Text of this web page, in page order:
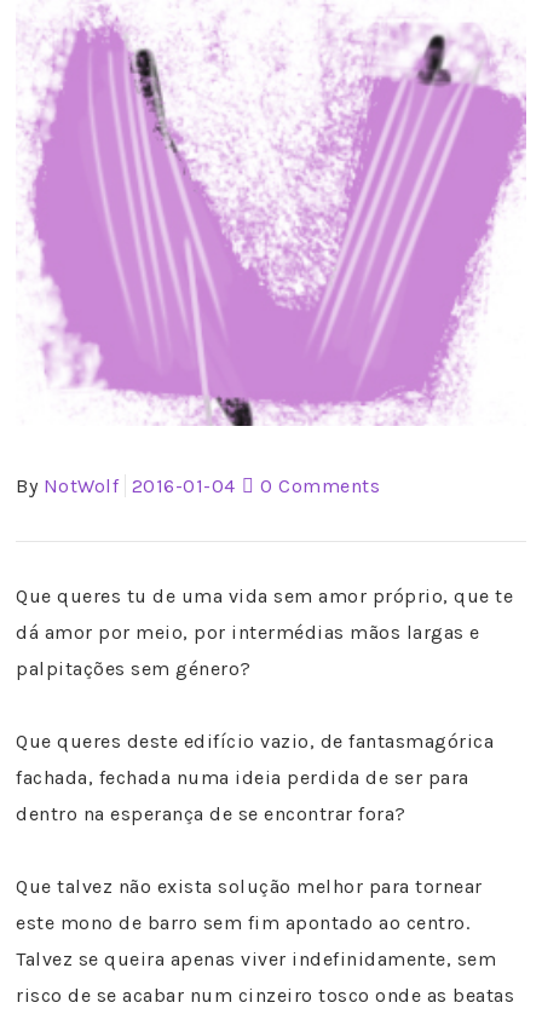
By NotWolf 2016-01-04 0 Comments
Que queres tu de uma vida sem amor próprio, que te
dá amor por meio, por intermédias mãos largas e
palpitações sem género?
Que queres deste edifício vazio, de fantasmagórica
fachada, fechada numa ideia perdida de ser para
dentro na esperança de se encontrar fora?
Que talvez não exista solução melhor para tornear
este mono de barro sem fim apontado ao centro.
Talvez se queira apenas viver indefinidamente, sem
risco de se acabar num cinzeiro tosco onde as beatas